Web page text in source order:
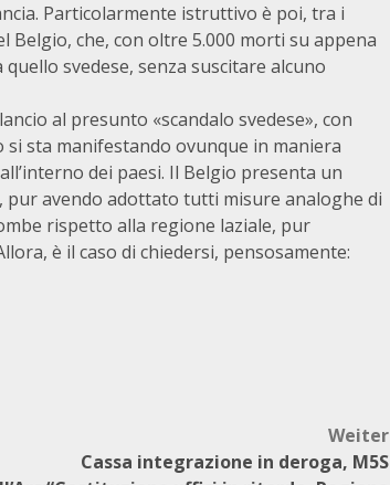
Particolarmente istruttivo è poi, tra i
Belgio, che, con oltre 5.000 morti su appena
svedese, senza suscitare alcuno
al presunto «scandalo svedese», con
sta manifestando ovunque in maniera
dei paesi. Il Belgio presenta un
pur avendo adottato tutti misure analoghe di
rispetto alla regione laziale, pur
è il caso di chiedersi, pensosamente:
Weiter
Cassa integrazione in deroga, M5S